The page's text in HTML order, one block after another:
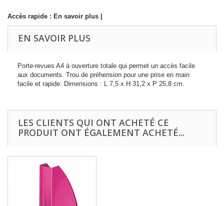
Accès rapide : En savoir plus
EN SAVOIR PLUS
Porte-revues A4 à ouverture totale qui permet un accès facile
aux documents. Trou de préhension pour une prise en main
facile et rapide. Dimensions : L 7,5 x H 31,2 x P 25,8 cm.
LES CLIENTS QUI ONT ACHETÉ CE
PRODUIT ONT ÉGALEMENT ACHETÉ...